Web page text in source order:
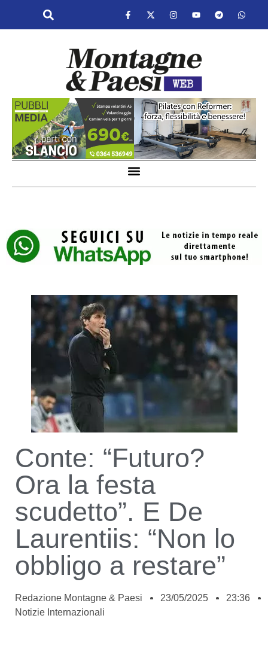
Conte: “Futuro?
Ora la festa
scudetto”. E De
Laurentiis: “Non lo
obbligo a restare”
Redazione Montagne & Paesi 23/05/2025
23:36
Notizie Internazionali